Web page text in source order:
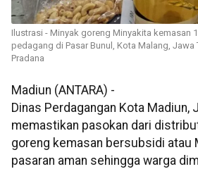
Ilustrasi - Minyak goreng Minyakita kemasan
pedagang di Pasar Bunul, Kota Malang, Jawa
Pradana
Madiun (ANTARA) -
Dinas Perdagangan Kota Madiun,
memastikan pasokan dari
goreng kemasan bersubsidi atau
pasaran aman sehingga warga